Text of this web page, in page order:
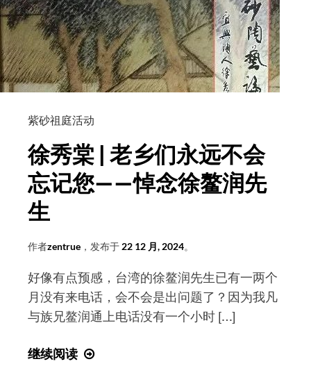
文
献
资
料
捐
源
寺
举
行
紫砂祖庭活动
徐秀棠 | 老乡们永远不会
忘记您——悼念徐鳌润先
生
作者zentrue ，发布于 22 12 月, 2024。
好像有点预感，台湾的徐鳌润先生已有一两个
月没有来电话，会不会是出问题了？因为我凡
与族兄鳌润通上电话没有一个小时 […]
继续阅读